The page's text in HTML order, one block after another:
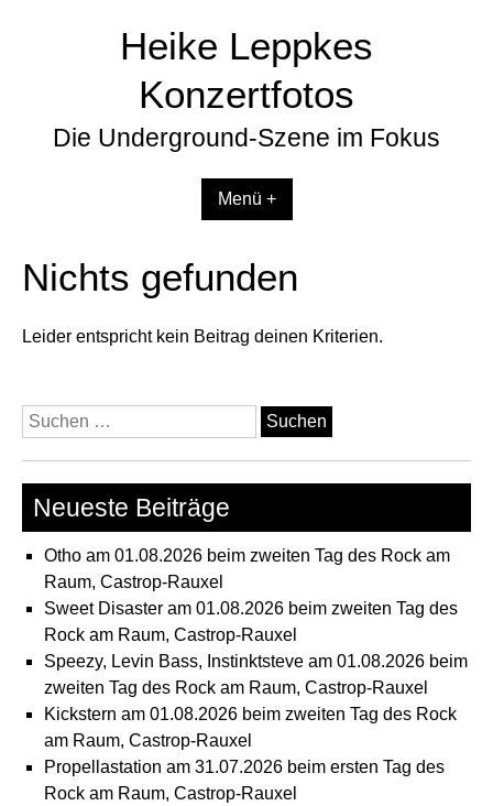
Heike Leppkes
Konzertfotos
Die Underground-Szene im Fokus
Menü +
Nichts gefunden
Leider entspricht kein Beitrag deinen Kriterien.
Suchen
nach:
Neueste Beiträge
Otho am 01.08.2026 beim zweiten Tag des Rock am
Raum, Castrop-Rauxel
Sweet Disaster am 01.08.2026 beim zweiten Tag des
Rock am Raum, Castrop-Rauxel
Speezy, Levin Bass, Instinktsteve am 01.08.2026 beim
zweiten Tag des Rock am Raum, Castrop-Rauxel
Kickstern am 01.08.2026 beim zweiten Tag des Rock
am Raum, Castrop-Rauxel
Propellastation am 31.07.2026 beim ersten Tag des
Rock am Raum, Castrop-Rauxel